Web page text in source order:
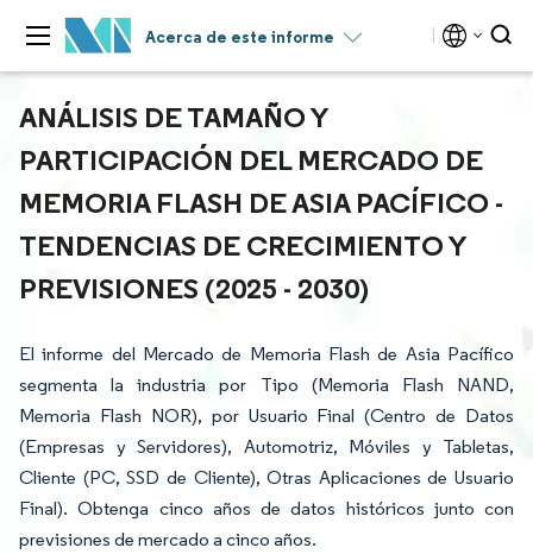
Acerca de este informe
ANÁLISIS DE TAMAÑO Y
PARTICIPACIÓN DEL MERCADO DE
MEMORIA FLASH DE ASIA PACÍFICO -
TENDENCIAS DE CRECIMIENTO Y
PREVISIONES (2025 - 2030)
El informe del Mercado de Memoria Flash de Asia Pacífico
segmenta la industria por Tipo (Memoria Flash NAND,
Memoria Flash NOR), por Usuario Final (Centro de Datos
(Empresas y Servidores), Automotriz, Móviles y Tabletas,
Cliente (PC, SSD de Cliente), Otras Aplicaciones de Usuario
Final). Obtenga cinco años de datos históricos junto con
previsiones de mercado a cinco años.